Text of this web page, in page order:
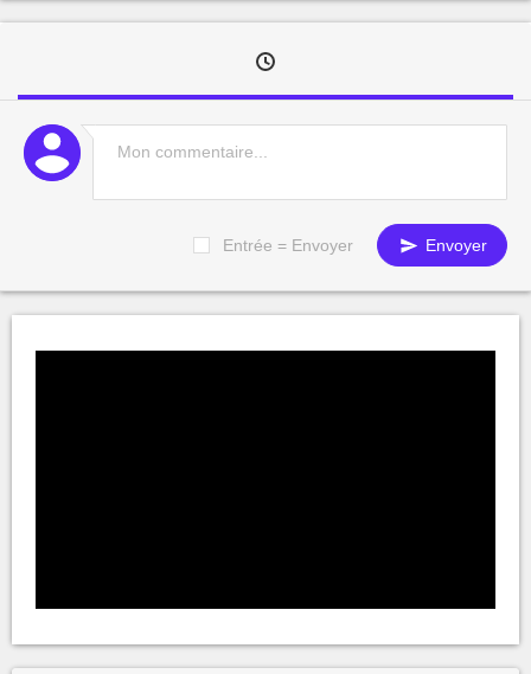
Entrée = Envoyer Envoyer